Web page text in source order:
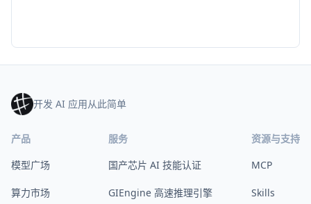
开发 AI 应用从此简单
产品
模型广场
算力市场
服务
国产芯片 AI 技能认证
GIEngine 高速推理引擎
资源与支持
MCP
Skills